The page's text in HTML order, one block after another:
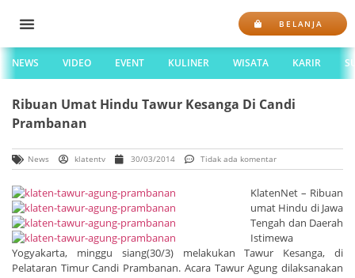
BELANJA
NEWS VIDEO EVENT KULINER WISATA KARIR
Ribuan Umat Hindu Tawur Kesanga Di Candi
Prambanan
News klatentv 30/03/2014 Tidak ada komentar
KlatenNet – Ribuan
umat Hindu di Jawa
Tengah dan Daerah
Istimewa
Yogyakarta, minggu siang(30/3) melakukan Tawur Kesanga, di
Pelataran Timur Candi Prambanan. Acara Tawur Agung dilaksanakan